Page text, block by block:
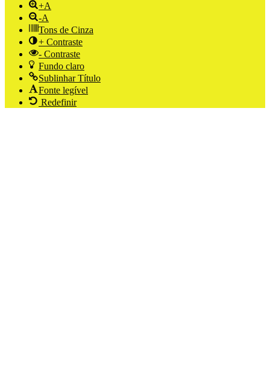
+A
-A
Tons de Cinza
+ Contraste
- Contraste
Fundo claro
Sublinhar Título
Fonte legível
Redefinir